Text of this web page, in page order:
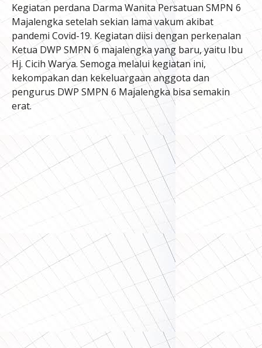
Kegiatan perdana Darma Wanita Persatuan SMPN 6
Majalengka setelah sekian lama vakum akibat
pandemi Covid-19. Kegiatan diisi dengan perkenalan
Ketua DWP SMPN 6 majalengka yang baru, yaitu Ibu
Hj. Cicih Warya. Semoga melalui kegiatan ini,
kekompakan dan kekeluargaan anggota dan
pengurus DWP SMPN 6 Majalengka bisa semakin
erat.